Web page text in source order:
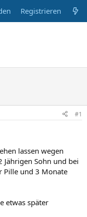
Registrieren
#1
lassen wegen
Jährigen Sohn und bei
Pille und 3 Monate
etwas später